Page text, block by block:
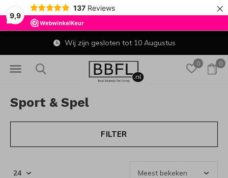
9,9
137 Reviews ×
0 0
Wij zijn gesloten tot 10 Augustus
Sport & Spel
FILTER